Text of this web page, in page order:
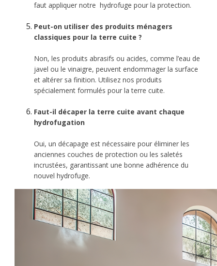
faut appliquer notre hydrofuge pour la protection.
Peut-on utiliser des produits ménagers
classiques pour la terre cuite ?
Non, les produits abrasifs ou acides, comme l’eau de
javel ou le vinaigre, peuvent endommager la surface
et altérer sa finition. Utilisez nos produits
spécialement formulés pour la terre cuite.
Faut-il décaper la terre cuite avant chaque
hydrofugation
Oui, un décapage est nécessaire pour éliminer les
anciennes couches de protection ou les saletés
incrustées, garantissant une bonne adhérence du
nouvel hydrofuge.